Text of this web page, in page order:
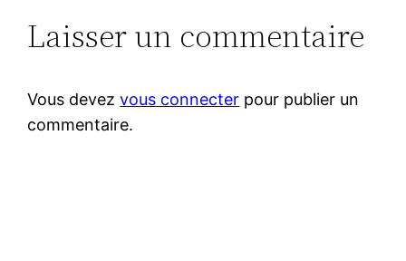
Laisser un commentaire
Vous devezvous connecter pour publier un
commentaire.